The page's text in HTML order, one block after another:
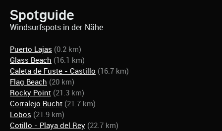
Spotguide
Windsurfspots in der Nähe
Puerto Lajas (0.2 km)
Glass Beach (16.1 km)
Caleta de Fuste - Castillo (16.7 km)
Flag Beach (20 km)
Rocky Point (21.3 km)
Corralejo Bucht (21.7 km)
Lobos (21.9 km)
Cotillo - Playa del Rey (22.7 km)